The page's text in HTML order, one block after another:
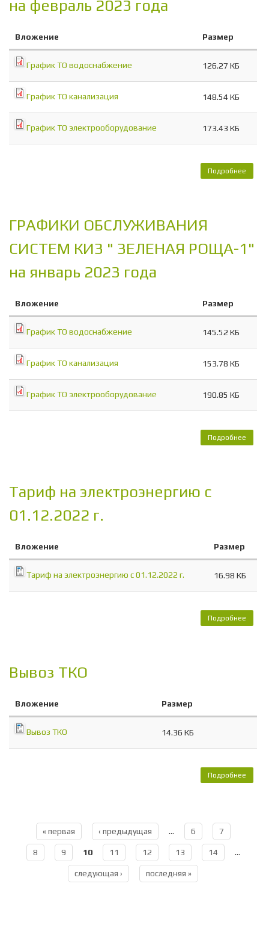
на февраль 2023 года
Вложение Размер
График ТО водоснабжение 126.27 КБ
График ТО канализация 148.54 КБ
График ТО электрооборудование 173.43 КБ
Подробнее
ГРАФИКИ ОБСЛУЖИВАНИЯ
СИСТЕМ КИЗ " ЗЕЛЕНАЯ РОЩА-1"
на январь 2023 года
Вложение Размер
График ТО водоснабжение 145.52 КБ
График ТО канализация 153.78 КБ
График ТО электрооборудование 190.85 КБ
Подробнее
Тариф на электроэнергию с
01.12.2022 г.
Вложение Размер
Тариф на электроэнергию с 01.12.2022 г. 16.98 КБ
Подробнее
Вывоз ТКО
Вложение Размер
Вывоз ТКО 14.36 КБ
Подробнее
Страницы
« первая ‹ предыдущая … 6 7
8 9 10 11 12 13 14 …
следующая › последняя »